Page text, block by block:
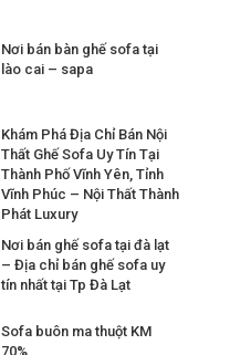
Nơi bán bàn ghế sofa tại
lào cai – sapa
Khám Phá Địa Chỉ Bán Nội
Thất Ghế Sofa Uy Tín Tại
Thành Phố Vĩnh Yên, Tỉnh
Vĩnh Phúc – Nội Thất Thành
Phát Luxury
Nơi bán ghế sofa tại đà lạt
– Địa chỉ bán ghế sofa uy
tín nhất tại Tp Đà Lạt
Sofa buôn ma thuột KM
70%